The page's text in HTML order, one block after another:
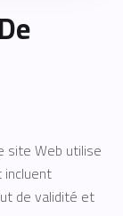
site Web utilise
incluent
de validité et